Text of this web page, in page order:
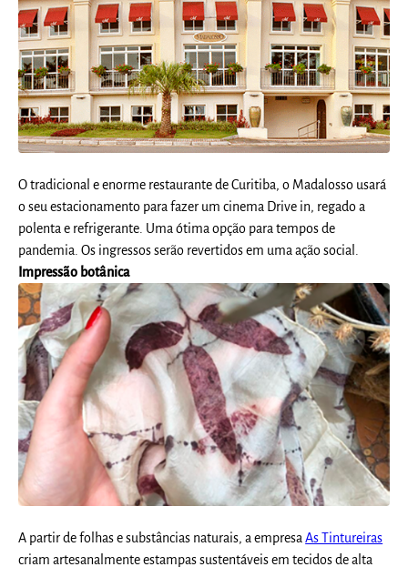
O tradicional e enorme restaurante de Curitiba, o Madalosso usará
o seu estacionamento para fazer um cinema Drive in, regado a
polenta e refrigerante. Uma ótima opção para tempos de
pandemia. Os ingressos serão revertidos em uma ação social.
Impressão botânica
A partir de folhas e substâncias naturais, a empresaAs Tintureiras
criam artesanalmente estampas sustentáveis em tecidos de alta